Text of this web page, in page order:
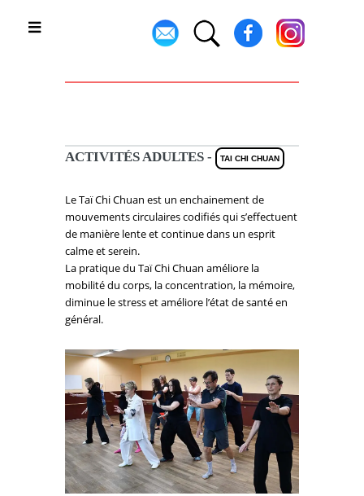
ACTIVITÉS ADULTES - TAI CHI CHUAN
Le Taï Chi Chuan est un enchainement de
mouvements circulaires codifiés qui s’effectuent
de manière lente et continue dans un esprit
calme et serein.
La pratique du Taï Chi Chuan améliore la
mobilité du corps, la concentration, la mémoire,
diminue le stress et améliore l’état de santé en
général.